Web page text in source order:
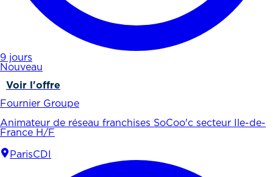
9 jours
Nouveau
Voir l'offre
Fournier Groupe
Animateur de réseau franchises SoCoo'c secteur Ile-de-
France H/F
ParisCDI